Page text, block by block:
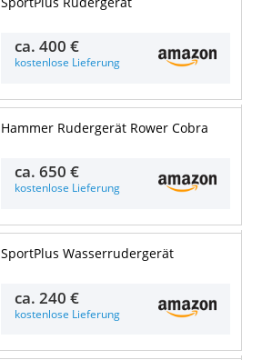
ca.400 €
kostenlose Lieferung
Hammer Rudergerät Rower Cobra
ca.650 €
kostenlose Lieferung
SportPlus Wasserrudergerät
ca.240 €
kostenlose Lieferung